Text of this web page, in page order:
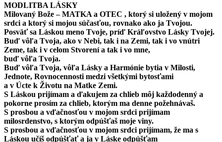
MODLITBA LÁSKY
Milovaný Bože – MATKA a OTEC , ktorý si uložený v mojom
srdci a ktorý si mojou súčasťou, rovnako ako ja Tvojou.
Posväť sa Láskou meno Tvoje, príď Kráľovstvo Lásky Tvojej.
Buď vôľa Tvoja, ako v Nebi, tak i na Zemi, tak i vo vnútri
Zeme, tak i v celom Stvorení a tak i vo mne,
buď vôľa Tvoja.
Buď vôľa Tvoja, vôľa Lásky a Harmónie bytia v Milosti,
Jednote, Rovnocennosti medzi všetkými bytosťami
a v Úcte k Životu na Matke Zemi.
S Láskou prijímam a ďakujem za chlieb môj každodenný a
pokorne prosím za chlieb, ktorým ma denne požehnávaš.
S prosbou a vďačnosťou v mojom srdci prijímam
milosrdenstvo, s ktorým odpúšťaš moje viny.
S prosbou a vďačnosťou v mojom srdci prijímam, že ma s
Láskou učíš odpúšťať a ja v Láske odpúšťam